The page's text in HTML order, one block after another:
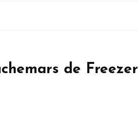
de Freezer